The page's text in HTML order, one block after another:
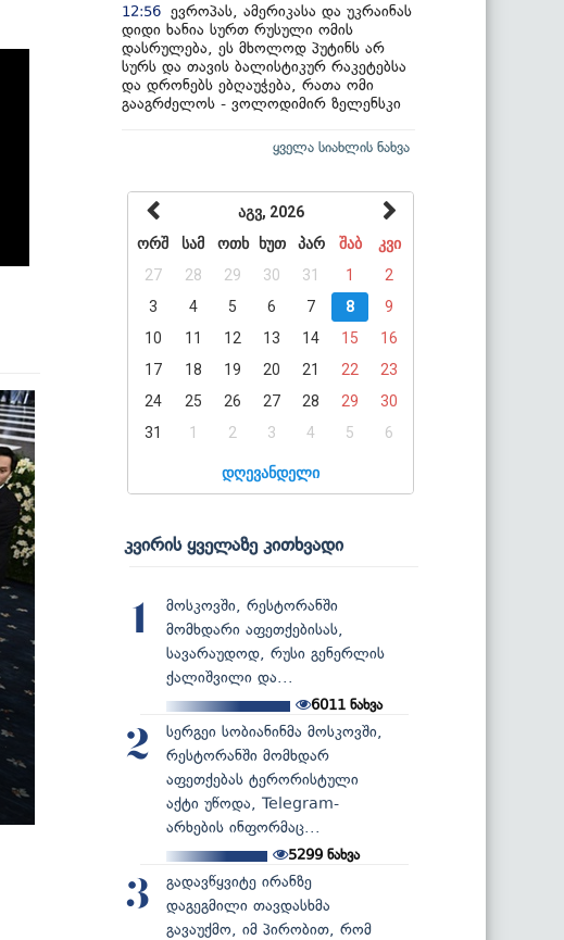
12:56 ევროპას, ამერიკასა და უკრაინას
დიდი ხანია სურთ რუსული ომის
დასრულება, ეს მხოლოდ პუტინს არ
სურს და თავის ბალისტიკურ რაკეტებსა
და დრონებს ებღაუჭება, რათა ომი
გააგრძელოს - ვოლოდიმირ ზელენსკი
ყველა სიახლის ნახვა
აგვ, 2026
ორშ
სამ ოთხ ხუთ პარ შაბ
კვი
27
28 29 30 31 1
2
3
4 5 6 7 8
9
10
11 12 13 14 15
16
17
18 19 20 21 22
23
24
25 26 27 28 29
30
31
1 2 3 4 5 6
დღევანდელი
კვირის ყველაზე კითხვადი
1
მოსკოვში, რესტორანში
მომხდარი აფეთქებისას,
სავარაუდოდ, რუსი გენერლის
ქალიშვილი და...
6011 ნახვა
2
სერგეი სობიანინმა მოსკოვში,
რესტორანში მომხდარ
აფეთქებას ტერორისტული
აქტი უწოდა, Telegram-
არხების ინფორმაც...
5299 ნახვა
3
გადავწყვიტე ირანზე
დაგეგმილი თავდასხმა
გავაუქმო, იმ პირობით, რომ